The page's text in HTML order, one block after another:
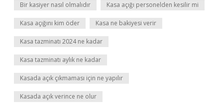
Bir kasiyer nasıl olmalıdır Kasa açığı personelden kesilir mi
Kasa açığını kim öder Kasa ne bakiyesi verir
Kasa tazminatı 2024 ne kadar
Kasa tazminatı aylık ne kadar
Kasada açık çıkmaması için ne yapılır
Kasada açık verince ne olur